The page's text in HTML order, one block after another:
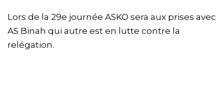
Lors de la 29e journée ASKO sera aux prises avec
AS Binah qui autre est en lutte contre la
relégation.